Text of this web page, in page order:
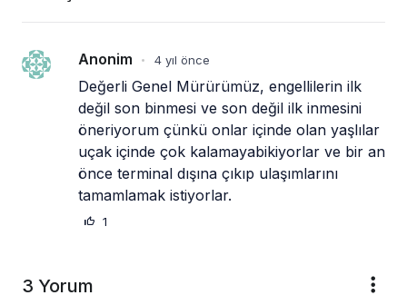
Anonim • 4 yıl önce
Değerli Genel Mürürümüz, engellilerin ilk
değil son binmesi ve son değil ilk inmesini
öneriyorum çünkü onlar içinde olan yaşlılar
uçak içinde çok kalamayabikiyorlar ve bir an
önce terminal dışına çıkıp ulaşımlarını
tamamlamak istiyorlar.
1
3 Yorum